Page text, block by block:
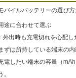
バイルバッテリーの選び
途に合わせて選ぶ
外出時も充電切れを心配
ずは所持している端末の
電したい端末の容量（
。